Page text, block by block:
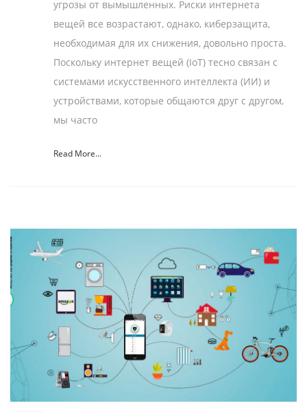
угрозы от вымышленных. Риски интернета
вещей все возрастают, однако, киберзащита,
необходимая для их снижения, довольно проста.
Поскольку интернет вещей (IoT) тесно связан с
системами искусственного интеллекта (ИИ) и
устройствами, которые общаются друг с другом,
мы часто
Read More...